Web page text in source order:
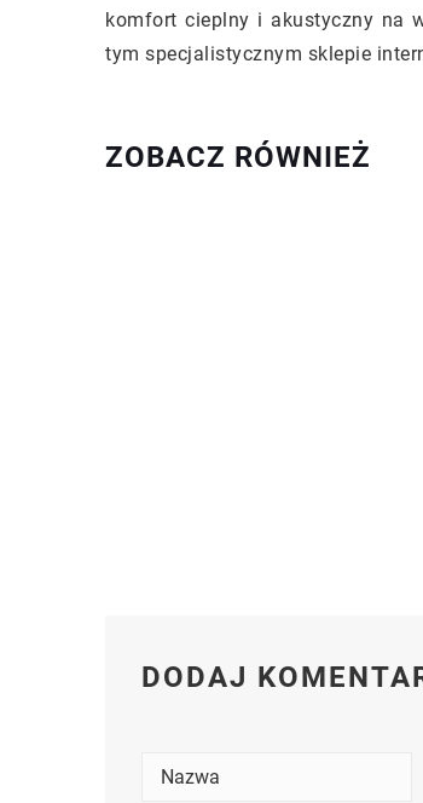
komfort cieplny i akustyczny na
tym specjalistycznym sklepie
ZOBACZ RÓWNIEŻ
DODAJ